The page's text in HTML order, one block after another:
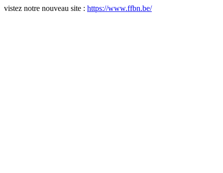
vistez notre nouveau site : https://www.ffbn.be/